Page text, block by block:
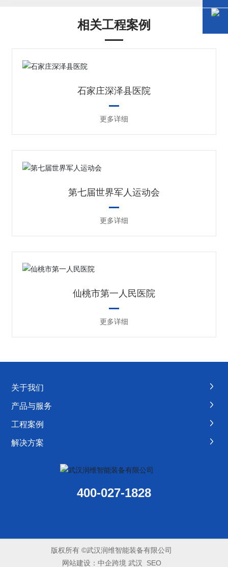
相关工程案例
石家庄深泽县医院
更多详细
第七届世界军人运动会
更多详细
仙桃市第一人民医院
更多详细
关于我们
产品与服务
工程案例
解决方案
400-027-1828
版权所有 ©武汉润维智能装备有限公司
网站建设： 中企跨境 武汉 SEO